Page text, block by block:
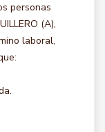
personas
(A),
laboral,